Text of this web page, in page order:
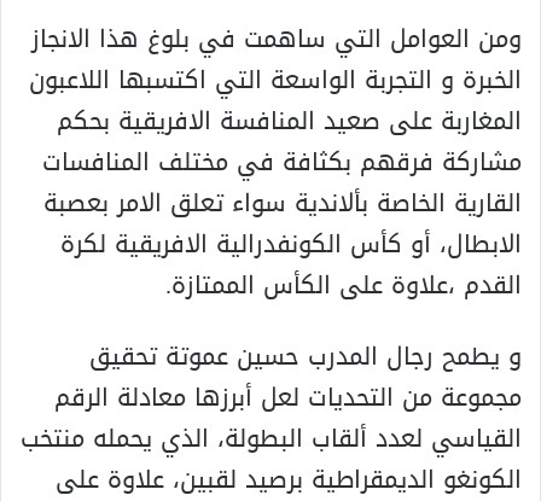
ومن العوامل التي ساهمت في بلوغ هذا الانجاز
الخبرة و التجربة الواسعة التي اكتسبها اللاعبون
المغاربة على صعيد المنافسة الافريقية بحكم
مشاركة فرقهم بكثافة في مختلف المنافسات
القارية الخاصة بألاندية سواء تعلق الامر بعصبة
الابطال، أو كأس الكونفدرالية الافريقية لكرة
القدم ،علاوة على الكأس الممتازة.
و يطمح رجال المدرب حسين عموتة تحقيق
مجموعة من التحديات لعل أبرزها معادلة الرقم
القياسي لعدد ألقاب البطولة، الذي يحمله منتخب
الكونغو الديمقراطية برصيد لقبين، علاوة على